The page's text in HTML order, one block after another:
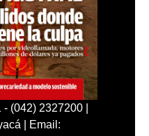
(042) 2327200 |
| Email: